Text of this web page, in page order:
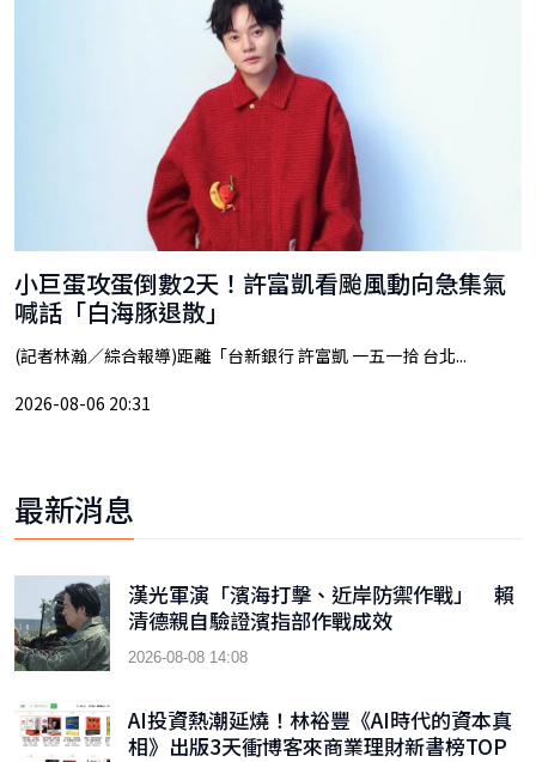
小巨蛋攻蛋倒數2天！許富凱看颱風動向急集氣
喊話「白海豚退散」
(記者林瀚／綜合報導)距離「台新銀行 許富凱 一五一拾 台北...
2026-08-06 20:31
最新消息
漢光軍演「濱海打擊、近岸防禦作戰」 賴
清德親自驗證濱指部作戰成效
2026-08-08 14:08
AI投資熱潮延燒！林裕豐《AI時代的資本真
相》出版3天衝博客來商業理財新書榜TOP